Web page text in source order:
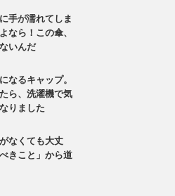
手が濡れてしま
なら！この傘、
いんだ
なるキャップ。
ら、洗濯機で気
りました
なくても大丈
きこと」から道